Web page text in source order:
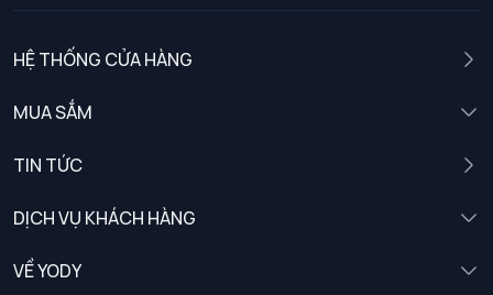
HỆ THỐNG CỬA HÀNG
MUA SẮM
TIN TỨC
DỊCH VỤ KHÁCH HÀNG
Chính sách khách hàng thân thiết
VỀ YODY